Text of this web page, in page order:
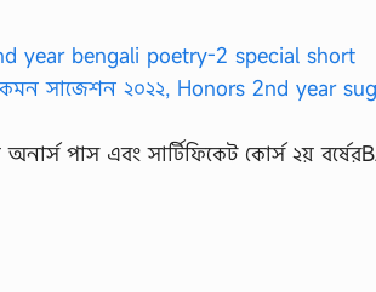
পাস এবং সার্টিফিকেট কোর্স ২য়